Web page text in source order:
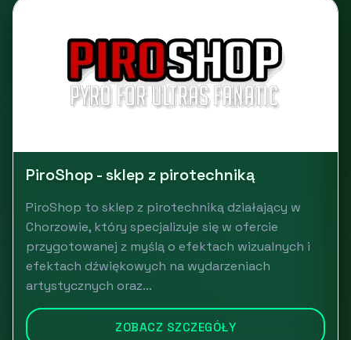
PiroShop - sklep z pirotechniką
PiroShop to sklep z pirotechniką działający w
Chorzowie, który specjalizuje się w ofercie
przygotowanej z myślą o efektach wizualnych i
efektach dźwiękowych na wydarzeniach
artystycznych oraz...
ZOBACZ SZCZEGÓŁY